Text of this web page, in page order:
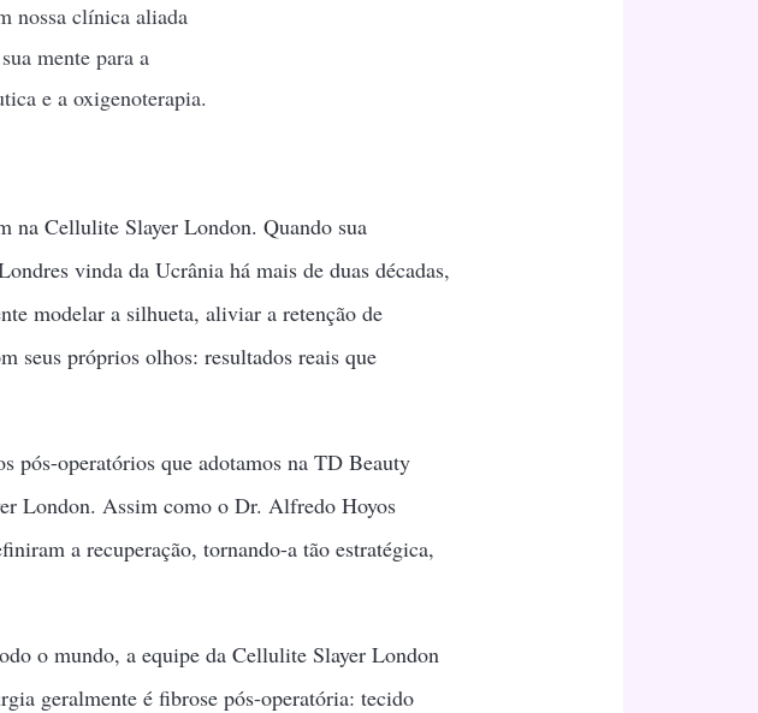
nossa clínica aliada
mente para a
e a oxigenoterapia.
na Cellulite Slayer London. Quando sua
vinda da Ucrânia há mais de duas décadas,
modelar a silhueta, aliviar a retenção de
seus próprios olhos: resultados reais que
pós-operatórios que adotamos na TD Beauty
London. Assim como o Dr. Alfredo Hoyos
a recuperação, tornando-a tão estratégica,
o mundo, a equipe da Cellulite Slayer London
geralmente é fibrose pós-operatória: tecido